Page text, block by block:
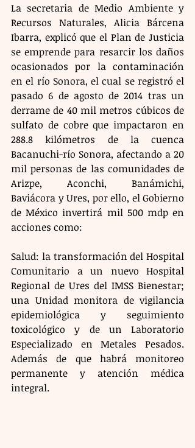
La secretaria de Medio Ambiente y
Recursos Naturales, Alicia Bárcena
Ibarra, explicó que el Plan de Justicia
se emprende para resarcir los daños
ocasionados por la contaminación
en el río Sonora, el cual se registró el
pasado 6 de agosto de 2014 tras un
derrame de 40 mil metros cúbicos de
sulfato de cobre que impactaron en
288.8 kilómetros de la cuenca
Bacanuchi-río Sonora, afectando a 20
mil personas de las comunidades de
Arizpe, Aconchi, Banámichi,
Baviácora y Ures, por ello, el Gobierno
de México invertirá mil 500 mdp en
acciones como:
Salud: la transformación del Hospital
Comunitario a un nuevo Hospital
Regional de Ures del IMSS Bienestar;
una Unidad monitora de vigilancia
epidemiológica y seguimiento
toxicológico y de un Laboratorio
Especializado en Metales Pesados.
Además de que habrá monitoreo
permanente y atención médica
integral.